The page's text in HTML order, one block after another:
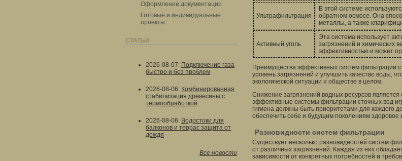
Оформление документации
Готовые и индивидуальные
проекты
СТАТЬИ
2026-08-07: Подключение газа
быстро и без проблем
2026-08-06: Комбинированная
стабилизация древесины с
термообработкой
2026-08-06: Водостоки для
балконов и террас защита от
дождя
Все новости
Ультрафильтрация
В этой системе
обратном осмосе. Она
металлы, а также
Активный уголь
Эта система использует
загрязнений и химических
эффективностью и может
Преимущества эффективных систем фильтрации
уровень загрязнений и улучшить качество воды,
экологической ситуации и обществе в целом.
Снижение загрязнений водных ресурсов
эффективные системы фильтрации сточных вод
гигиена должны быть приоритетами для каждого
обеспечить себе и будущим поколениям
Разновидности систем фильтрации
Существует несколько разновидностей систем
от различных загрязнений. Каждая из них
зависимости от конкретных потребностей и